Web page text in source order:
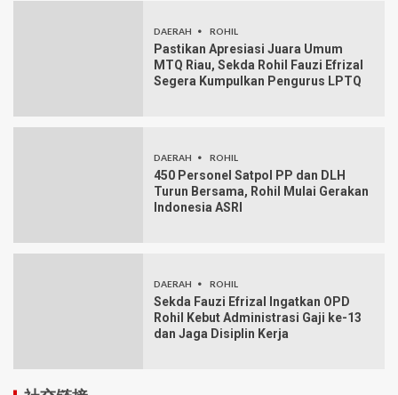
DAERAH ROHIL
Pastikan Apresiasi Juara Umum
MTQ Riau, Sekda Rohil Fauzi Efrizal
Segera Kumpulkan Pengurus LPTQ
DAERAH ROHIL
450 Personel Satpol PP dan DLH
Turun Bersama, Rohil Mulai Gerakan
Indonesia ASRI
DAERAH ROHIL
Sekda Fauzi Efrizal Ingatkan OPD
Rohil Kebut Administrasi Gaji ke-13
dan Jaga Disiplin Kerja